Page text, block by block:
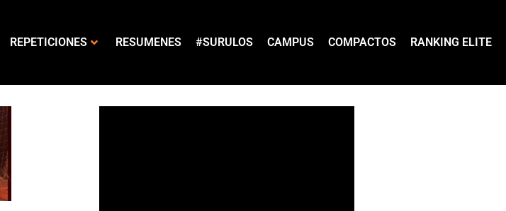
REPETICIONES RESUMENES #SURULOS CAMPUS COMPACTOS RANKING ELITE